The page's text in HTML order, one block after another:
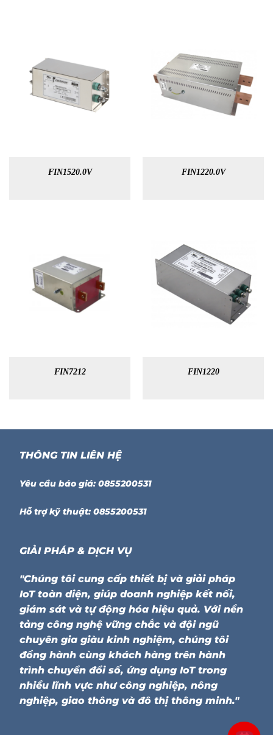
FIN1520.0V FIN1220.0V
FIN7212 FIN1220
THÔNG TIN LIÊN HỆ
Yêu cầu báo giá: 0855200531
Hỗ trợ kỹ thuật: 0855200531
GIẢI PHÁP & DỊCH VỤ
"Chúng tôi cung cấp thiết bị và giải pháp
IoT toàn diện, giúp doanh nghiệp kết nối,
giám sát và tự động hóa hiệu quả. Với nền
tảng công nghệ vững chắc và đội ngũ
chuyên gia giàu kinh nghiệm, chúng tôi
đồng hành cùng khách hàng trên hành
trình chuyển đổi số, ứng dụng IoT trong
nhiều lĩnh vực như công nghiệp, nông
nghiệp, giao thông và đô thị thông minh."